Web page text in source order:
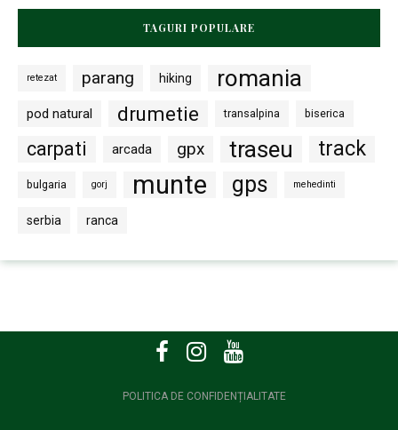
TAGURI POPULARE
retezat parang hiking romania
pod natural drumetie transalpina biserica
carpati arcada gpx traseu track
bulgaria gorj munte gps mehedinti
serbia ranca
POLITICA DE CONFIDENȚIALITATE